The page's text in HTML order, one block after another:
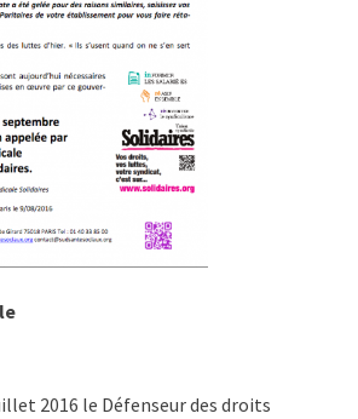
2016 le Défenseur des droits